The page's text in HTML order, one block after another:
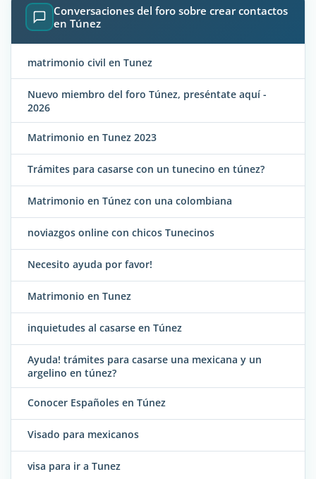
Conversaciones del foro sobre crear contactos
en Túnez
matrimonio civil en Tunez
Nuevo miembro del foro Túnez, preséntate aquí -
2026
Matrimonio en Tunez 2023
Trámites para casarse con un tunecino en túnez?
Matrimonio en Túnez con una colombiana
noviazgos online con chicos Tunecinos
Necesito ayuda por favor!
Matrimonio en Tunez
inquietudes al casarse en Túnez
Ayuda! trámites para casarse una mexicana y un
argelino en túnez?
Conocer Españoles en Túnez
Visado para mexicanos
visa para ir a Tunez